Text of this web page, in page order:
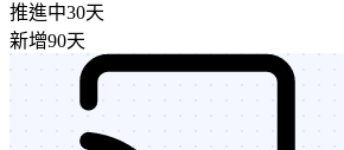
推進中30天
新增90天